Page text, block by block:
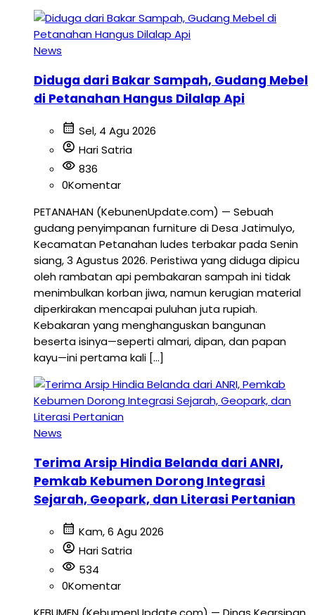
News
Diduga dari Bakar Sampah, Gudang Mebel
di Petanahan Hangus Dilalap Api
calendar_month Sel, 4 Agu 2026
account_circle Hari Satria
visibility 836
0Komentar
PETANAHAN (KebunenUpdate.com) — Sebuah
gudang penyimpanan furniture di Desa Jatimulyo,
Kecamatan Petanahan ludes terbakar pada Senin
siang, 3 Agustus 2026. Peristiwa yang diduga dipicu
oleh rambatan api pembakaran sampah ini tidak
menimbulkan korban jiwa, namun kerugian material
diperkirakan mencapai puluhan juta rupiah.
Kebakaran yang menghanguskan bangunan
beserta isinya—seperti almari, dipan, dan papan
kayu—ini pertama kali […]
News
Terima Arsip Hindia Belanda dari ANRI,
Pemkab Kebumen Dorong Integrasi
Sejarah, Geopark, dan Literasi Pertanian
calendar_month Kam, 6 Agu 2026
account_circle Hari Satria
visibility 534
0Komentar